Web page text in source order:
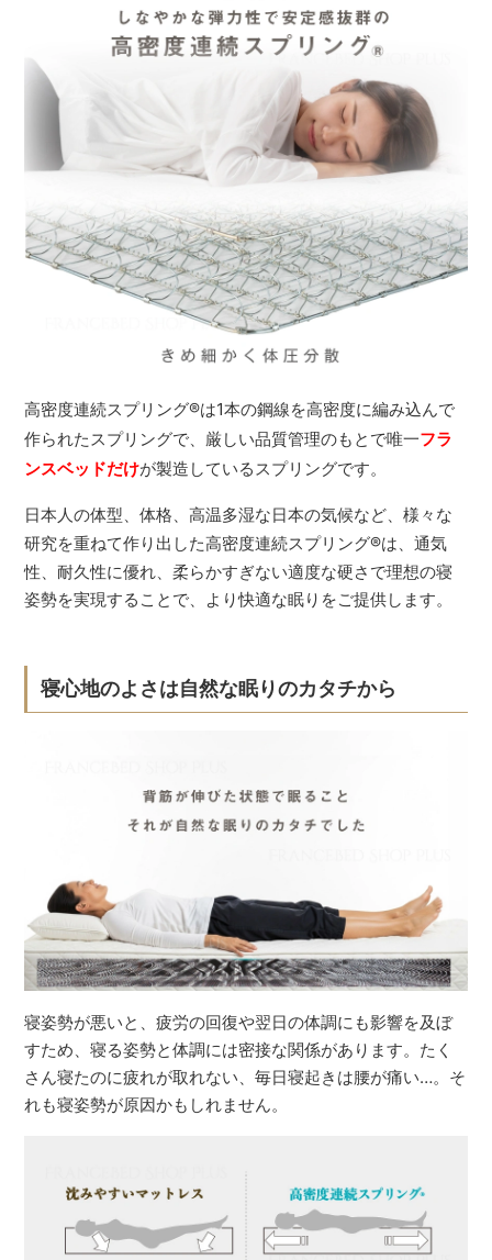
高密度連続スプリング®は1本の鋼線を高密度に編み込んで
作られたスプリングで、厳しい品質管理のもとで唯一フラ
ンスベッドだけが製造しているスプリングです。
日本人の体型、体格、高温多湿な日本の気候など、様々な
研究を重ねて作り出した高密度連続スプリング®は、通気
性、耐久性に優れ、柔らかすぎない適度な硬さで理想の寝
姿勢を実現することで、より快適な眠りをご提供します。
寝心地のよさは自然な眠りのカタチから
寝姿勢が悪いと、疲労の回復や翌日の体調にも影響を及ぼ
すため、寝る姿勢と体調には密接な関係があります。たく
さん寝たのに疲れが取れない、毎日寝起きは腰が痛い…。そ
れも寝姿勢が原因かもしれません。